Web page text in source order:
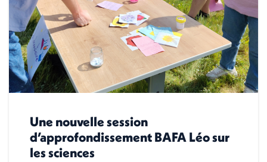
Une nouvelle session
d’approfondissement BAFA Léo sur
les sciences